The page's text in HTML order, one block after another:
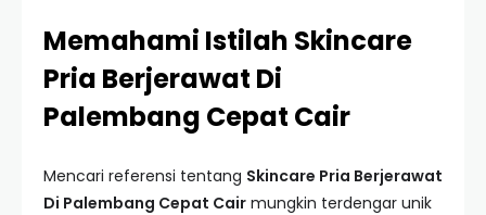
Memahami Istilah Skincare
Pria Berjerawat Di
Palembang Cepat Cair
Mencari referensi tentang Skincare Pria Berjerawat
Di Palembang Cepat Cair mungkin terdengar unik